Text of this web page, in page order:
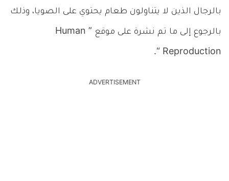
بالرجال الذين لا يتناولون طعام يحتوي على الصويا، وذلك
بالرجوع إلى ما تم نشرة على موقع ” Human
Reproduction “.
ADVERTISEMENT